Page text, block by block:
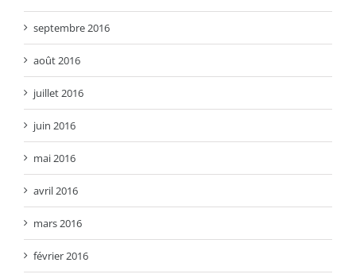
septembre 2016
août 2016
juillet 2016
juin 2016
mai 2016
avril 2016
mars 2016
février 2016